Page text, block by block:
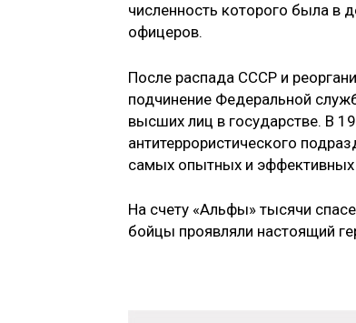
численность которого была в
офицеров.
После распада СССР и
подчинение Федеральной
высших лиц в государстве. В
антитеррористического
самых опытных и
На счету «Альфы» тысячи
бойцы проявляли настоящий